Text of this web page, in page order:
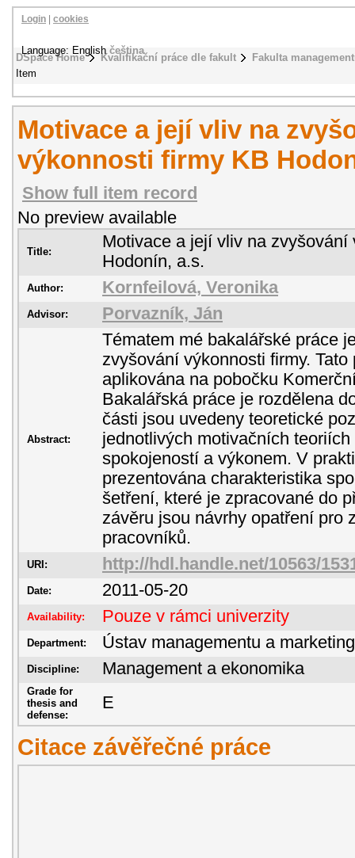
DSpace Home Kvalifikační práce dle fakult
Fakulta
Item
Login cookies
Language: Englishčeština
Motivace a její vliv na
výkonnosti firmy KB
Show full item record
No preview available
Title:
Motivace a její vliv na zvyšování
Hodonín, a.s.
Author: Kornfeilová, Veronika
Advisor: Porvazník, Ján
Abstract:
Tématem mé bakalářské práce
zvyšování výkonnosti firmy. Tato
aplikována na pobočku
Bakalářská práce je rozdělena
části jsou uvedeny teoretické
jednotlivých motivačních
spokojeností a výkonem. V
prezentována charakteristika
šetření, které je zpracované do
závěru jsou návrhy opatření pro
pracovníků.
URI: http://hdl.handle.net/10563/
Date: 2011-05-20
Availability: Pouze v rámci univerzity
Department: Ústav managementu a
Discipline: Management a ekonomika
Grade for
thesis and
defense:
E
Citace závěřečné práce